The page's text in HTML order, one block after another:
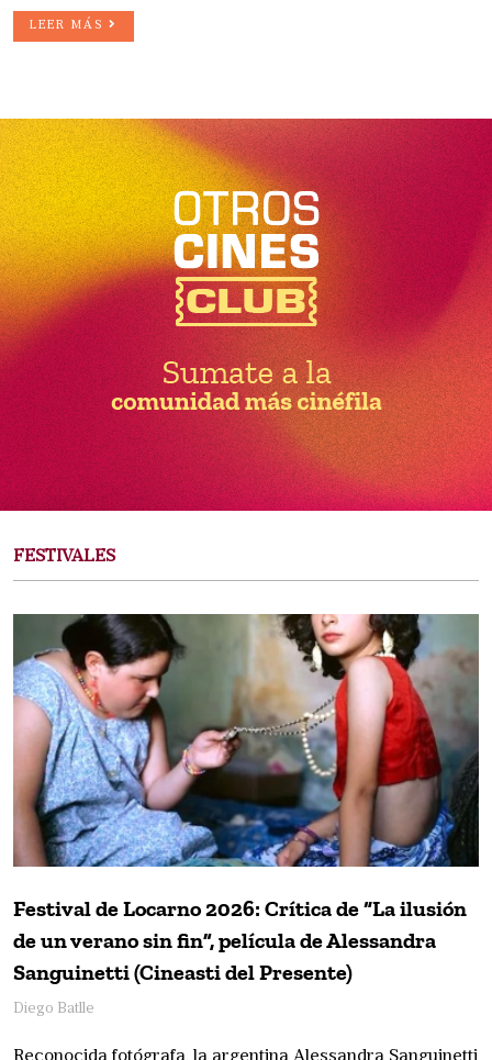
LEER MÁS
FESTIVALES
Festival de Locarno 2026: Crítica de “La ilusión
de un verano sin fin”, película de Alessandra
Sanguinetti (Cineasti del Presente)
Diego Batlle
Reconocida fotógrafa, la argentina Alessandra Sanguinetti